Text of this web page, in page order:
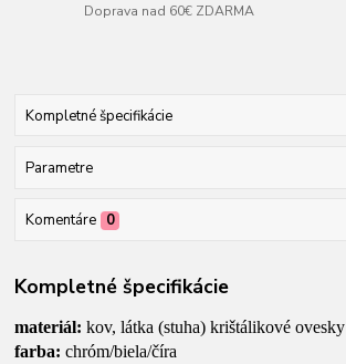
Doprava nad 60€ ZDARMA
Kompletné špecifikácie
Parametre
Komentáre 0
Kompletné špecifikácie
materiál:kov, látka (stuha) krištálikové ovesky
farba: chróm/biela/číra